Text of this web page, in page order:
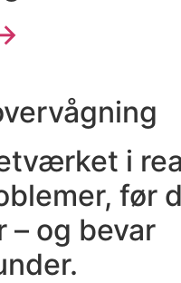
i
før
– og bevar